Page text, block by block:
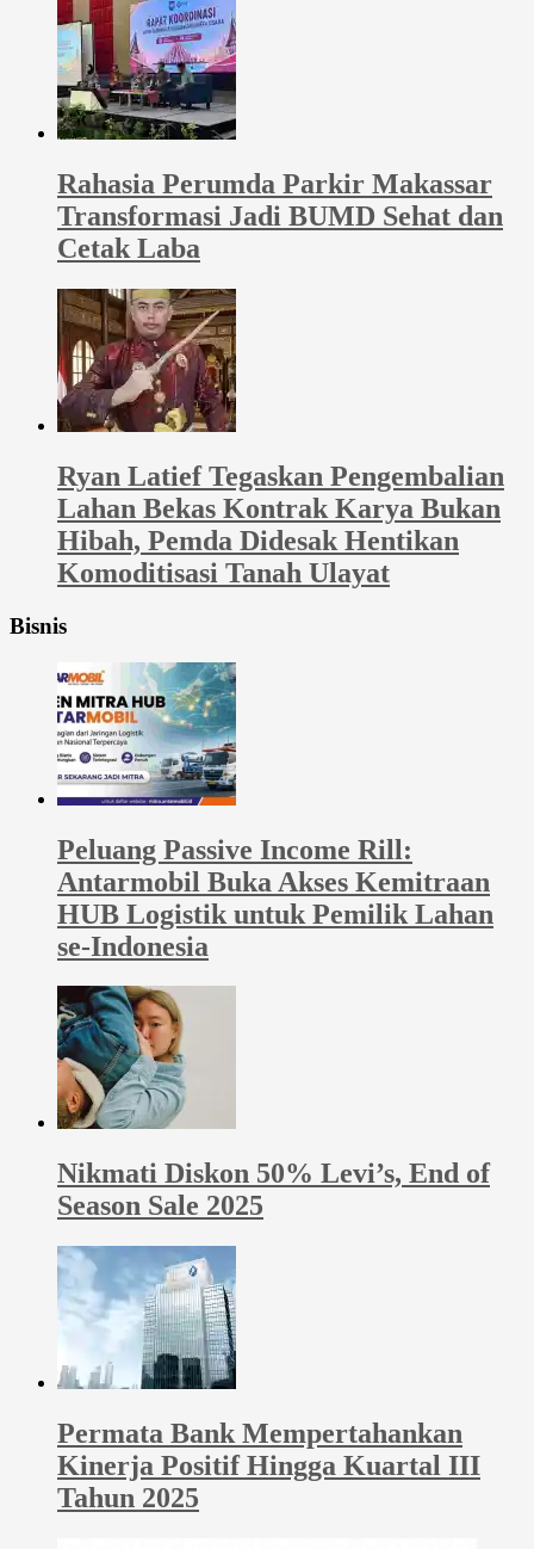
Rahasia Perumda Parkir Makassar
Transformasi Jadi BUMD Sehat dan
Cetak Laba
Ryan Latief Tegaskan Pengembalian
Lahan Bekas Kontrak Karya Bukan
Hibah, Pemda Didesak Hentikan
Komoditisasi Tanah Ulayat
Bisnis
Peluang Passive Income Rill:
Antarmobil Buka Akses Kemitraan
HUB Logistik untuk Pemilik Lahan
se-Indonesia
Nikmati Diskon 50% Levi’s, End of
Season Sale 2025
Permata Bank Mempertahankan
Kinerja Positif Hingga Kuartal III
Tahun 2025